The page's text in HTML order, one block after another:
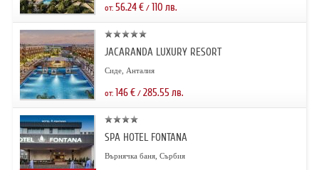
от: 56.24€/ 110 лв.
JACARANDA LUXURY RESORT
Сиде, Анталия
от: 146€/ 285.55 лв.
SPA HOTEL FONTANA
Върнячка баня, Сърбия